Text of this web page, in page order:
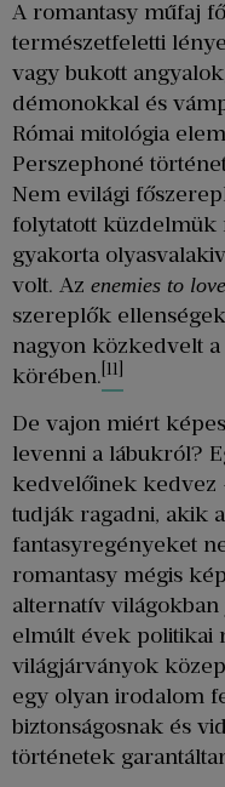
A romantasy műfaj
természetfeletti
vagy bukott
démonokkal és
Római mitológia
Perszephoné
Nem evilági
folytatott küzdelmük
gyakorta
volt. Az enemies to
szereplők
nagyon közkedvelt
körében. [11]
De vajon miért
levenni a lábukról?
kedvelőinek kedvez
tudják ragadni, akik
fantasyregényeket
romantasy mégis
alternatív
elmúlt évek politikai
világjárványok
egy olyan irodalom
biztonságosnak és
történetek